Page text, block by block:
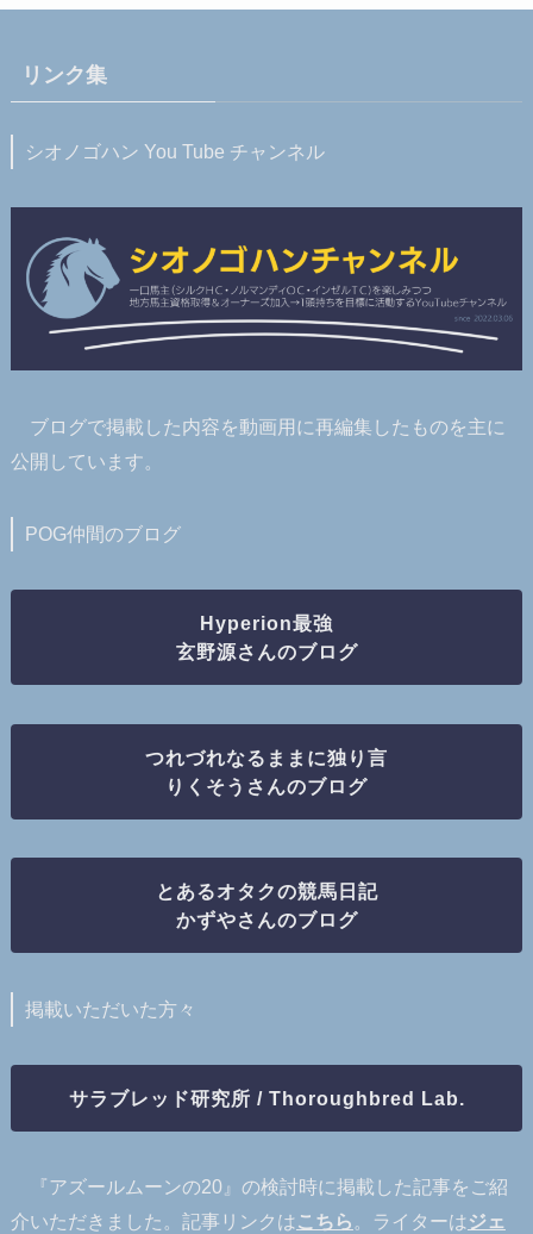
リンク集
シオノゴハン You Tube チャンネル
ブログで掲載した内容を動画用に再編集したものを主に
公開しています。
POG仲間のブログ
Hyperion最強
玄野源さんのブログ
つれづれなるままに独り言
りくそうさんのブログ
とあるオタクの競馬日記
かずやさんのブログ
掲載いただいた方々
サラブレッド研究所 / Thoroughbred Lab.
『アズールムーンの20』の検討時に掲載した記事をご紹
介いただきました。記事リンクはこちら 。ライターはジェ